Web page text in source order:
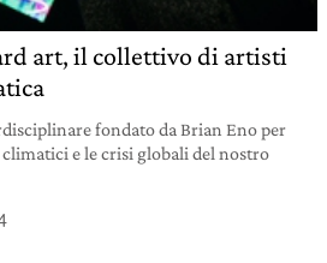
art, il collettivo di artisti
fondato da Brian Eno per
e le crisi globali del nostro